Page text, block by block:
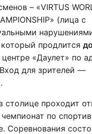
– «VIRTUS
(лица с
продлится
«Даулет» по
для зрителей —
столице проходит
по
Соревнования